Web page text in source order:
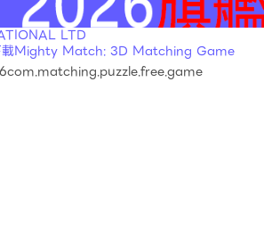
LTD
載Mighty Match: 3D Matching Game
com.matching.puzzle.free.game